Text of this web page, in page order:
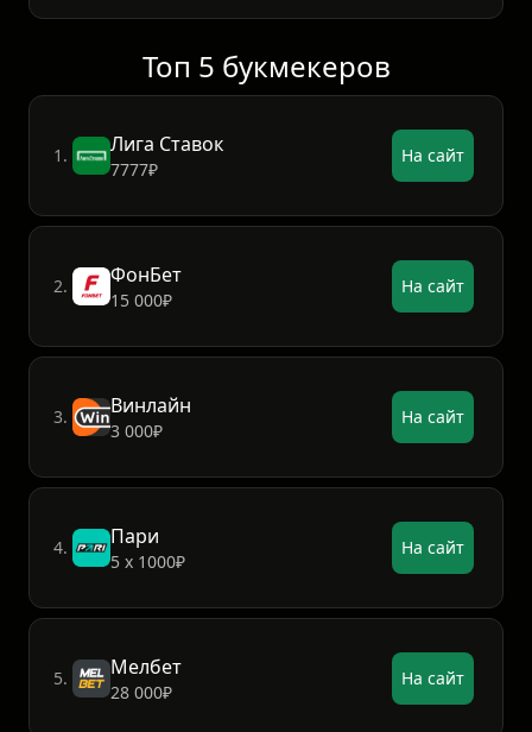
Топ 5 букмекеров
1. Лига Ставок
7777₽
На сайт
2. ФонБет
15 000₽
На сайт
3. Винлайн
3 000₽
На сайт
4. Пари
5 х 1000₽
На сайт
5. Мелбет
28 000₽
На сайт